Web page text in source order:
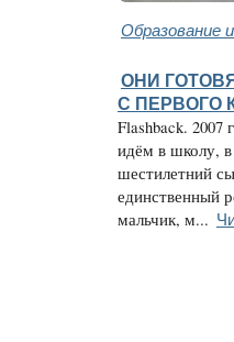
Образование
ОНИ
С ПЕРВОГО
Flashback.
идём в школу,
шестилетний
единственный
мальчик, м...